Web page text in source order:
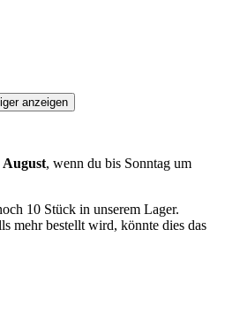
anzeigen
August, wenn du bis Sonntag um
10 Stück in unserem Lager.
mehr bestellt wird, könnte dies das